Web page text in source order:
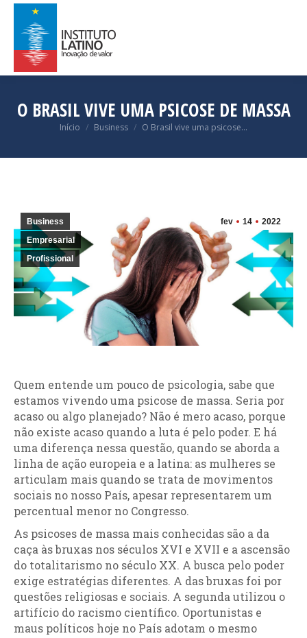
O BRASIL VIVE UMA PSICOSE DE MASSA
Você está aqui:
Início Business O Brasil vive uma psicose…
fev 14 2022
Business
Empresarial
Profissional
Quem entende um pouco de psicologia, sabe que
estamos vivendo uma psicose de massa. Seria por
acaso ou algo planejado? Não é mero acaso, porque
não existe acaso quando a luta é pelo poder. E há
uma diferença nessa questão, quando se aborda a
linha de ação europeia e a latina: as mulheres se
articulam mais quando se trata de movimentos
sociais no nosso País, apesar representarem um
percentual menor no Congresso.
As psicoses de massa mais conhecidas são a da
caça às bruxas nos séculos XVI e XVII e a ascensão
do totalitarismo no século XX. A busca pelo poder
exige estratégias diferentes. A das bruxas foi por
questões religiosas e sociais. A segunda utilizou o
artifício do racismo científico. Oportunistas e
maus políticos hoje no País adotam o mesmo